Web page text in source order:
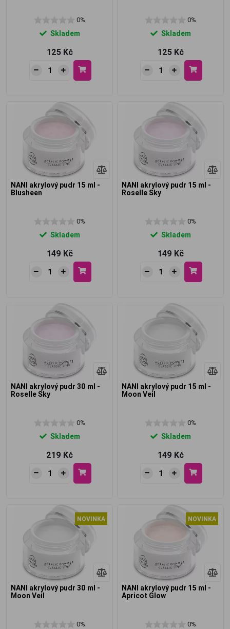
0%
Skladem
125 Kč
0%
Skladem
125 Kč
NANI akrylový pudr 15 ml -
Blusheen
0%
Skladem
149 Kč
NANI akrylový pudr 15 ml -
Roselle Sky
0%
Skladem
149 Kč
NANI akrylový pudr 30 ml -
Roselle Sky
0%
Skladem
219 Kč
NANI akrylový pudr 15 ml -
Moon Veil
0%
Skladem
149 Kč
NOVINKA
NANI akrylový pudr 30 ml -
Moon Veil
0%
NOVINKA
NANI akrylový pudr 15 ml -
Apricot Glow
0%